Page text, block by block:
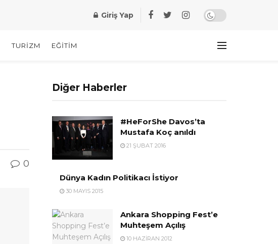
Giriş Yap
TURIZM EĞITIM
0
Diğer Haberler
#HeForShe Davos’ta
Mustafa Koç anıldı
21 ŞUBAT 2016
Dünya Kadın Politikacı İstiyor
30 MAYIS 2015
Ankara Shopping Fest’e
Muhteşem Açılış
10 HAZIRAN 2012